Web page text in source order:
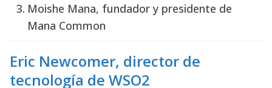
Moishe Mana, fundador y presidente de
Mana Common
Eric Newcomer, director de
tecnología de WSO2